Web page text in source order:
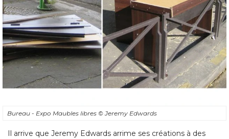
Bureau - Expo Maubles libres © Jeremy Edwards
Il arrive que Jeremy Edwards arrime ses créations à des